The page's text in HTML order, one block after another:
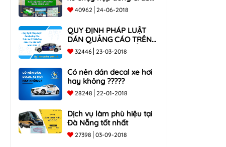
taxi, Xe Du Lịch Tại Hồ Chí
Minh Giá Rẻ
40962 24-06-2018
QUY ĐỊNH PHÁP LUẬT
DÁN QUẢNG CÁO TRÊN
XE Ô TÔ NHỮNG ĐIỀU
CẦN BIẾT mới nhất 2018
???
32446 23-03-2018
Có nên dán decal xe hơi
hay không ?????
28248 22-01-2018
Dịch vụ làm phù hiệu tại
Đà Nẵng tốt nhất
27398 03-09-2018